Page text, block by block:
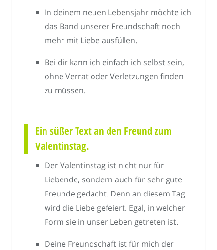
In deinem neuen Lebensjahr möchte ich
das Band unserer Freundschaft noch
mehr mit Liebe ausfüllen.
Bei dir kann ich einfach ich selbst sein,
ohne Verrat oder Verletzungen finden
zu müssen.
Ein süßer Text an den Freund zum
Valentinstag.
Der Valentinstag ist nicht nur für
Liebende, sondern auch für sehr gute
Freunde gedacht. Denn an diesem Tag
wird die Liebe gefeiert. Egal, in welcher
Form sie in unser Leben getreten ist.
Deine Freundschaft ist für mich der